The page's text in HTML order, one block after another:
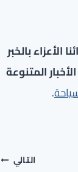
بالخبر
المتنوعة
.
التالي